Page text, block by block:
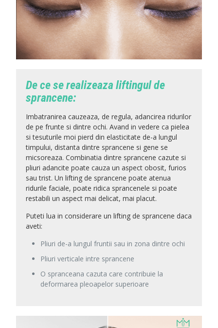
De ce se realizeaza liftingul de
sprancene:
Imbatranirea cauzeaza, de regula, adancirea ridurilor
de pe frunte si dintre ochi. Avand in vedere ca pielea
si tesuturile moi pierd din elasticitate de-a lungul
timpului, distanta dintre sprancene si gene se
micsoreaza. Combinatia dintre sprancene cazute si
pliuri adancite poate cauza un aspect obosit, furios
sau trist. Un lifting de sprancene poate atenua
ridurile faciale, poate ridica sprancenele si poate
restabili un aspect mai delicat, mai placut.
Puteti lua in considerare un lifting de sprancene daca
aveti:
Pliuri de-a lungul fruntii sau in zona dintre ochi
Pliuri verticale intre sprancene
O spranceana cazuta care contribuie la
deformarea pleoapelor superioare